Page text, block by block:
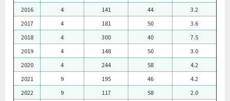
2016
4 141 44
3.2
2017
4 181 50
3.6
2018
4 300 40
7.5
2019
4 148 50
3.0
2020
4 244 58
4.2
2021
9 195 46
4.2
2022
9 117 58
2.0